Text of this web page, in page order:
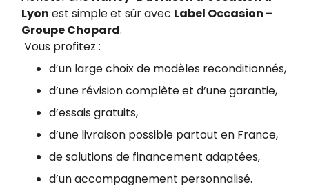
Lyon est simple et sûr avec Label Occasion –
Groupe Chopard.
Vous profitez :
d’un large choix de modèles reconditionnés,
d’une révision complète et d’une garantie,
d’essais gratuits,
d’une livraison possible partout en France,
de solutions de financement adaptées,
d’un accompagnement personnalisé.